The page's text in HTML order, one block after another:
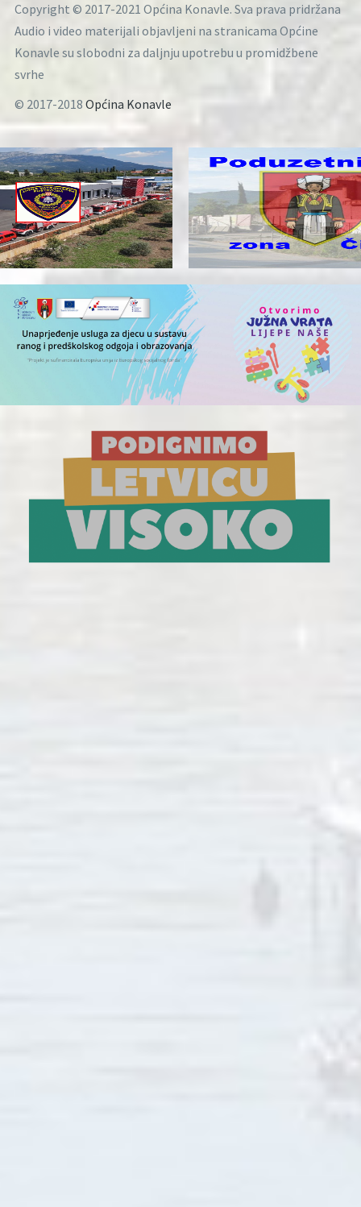
Copyright © 2017-2021 Općina Konavle. Sva prava pridržana
Audio i video materijali objavljeni na stranicama Općine
Konavle su slobodni za daljnju upotrebu u promidžbene
svrhe
© 2017-2018 Općina Konavle